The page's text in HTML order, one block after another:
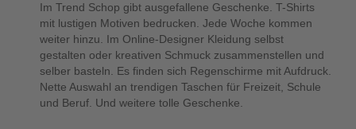
Im Trend Schop gibt ausgefallene Geschenke. T-Shirts
mit lustigen Motiven bedrucken. Jede Woche kommen
weiter hinzu. Im Online-Designer Kleidung selbst
gestalten oder kreativen Schmuck zusammenstellen und
selber basteln. Es finden sich Regenschirme mit Aufdruck.
Nette Auswahl an trendigen Taschen für Freizeit, Schule
und Beruf. Und weitere tolle Geschenke.